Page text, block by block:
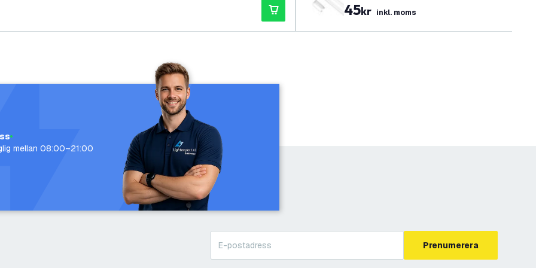
45kr inkl. moms
mellan 08:00–21:00
Prenumerera